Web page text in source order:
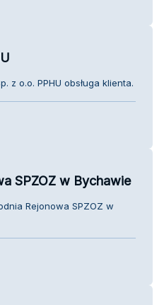
z o.o. PPHU obsługa klienta.
SPZOZ w Bychawie
Rejonowa SPZOZ w